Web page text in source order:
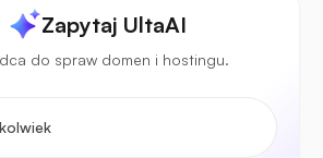
Zapytaj UltaAI
do spraw domen i hostingu.